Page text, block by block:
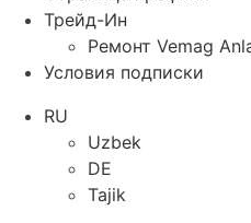
Трейд-Ин
Ремонт Vemag
Условия подписки
RU
Uzbek
DE
Tajik